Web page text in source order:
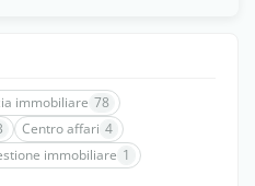
immobiliare 78
Centro affari 4
immobiliare 1